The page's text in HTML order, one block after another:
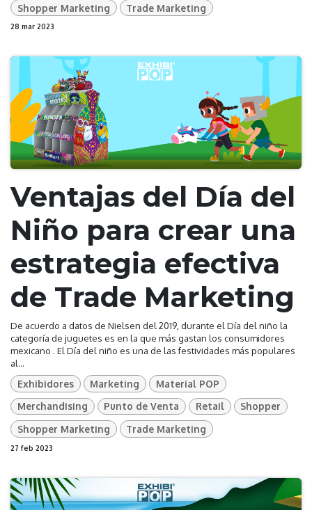
Shopper Marketing
Trade Marketing
28 mar 2023
Ventajas del Día del
Niño para crear una
estrategia efectiva
de Trade Marketing
De acuerdo a datos de Nielsen del 2019, durante el Día del niño la
categoría de juguetes es en la que más gastan los consumidores
mexicano . El Día del niño es una de las festividades más populares
al...
Exhibidores Marketing
Material POP
Merchandising
Punto de Venta Retail
Shopper
Shopper Marketing
Trade Marketing
27 feb 2023